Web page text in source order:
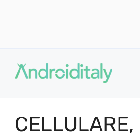
contenuto
CELLULARE,